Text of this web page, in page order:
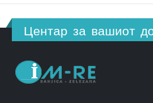
Центар за вашиот